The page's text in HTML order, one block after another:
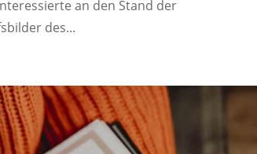
an den Stand der
des...